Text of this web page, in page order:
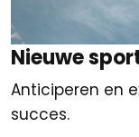
Nieuwe
Anticiperen en
succes.